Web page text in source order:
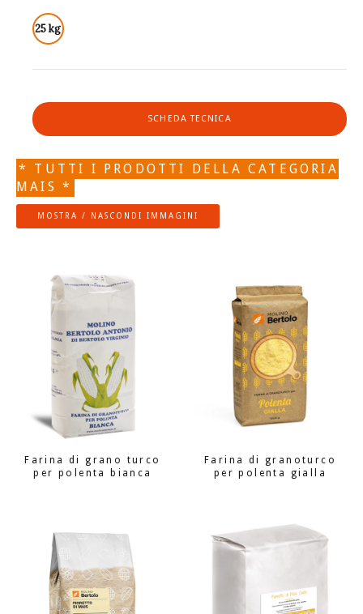
25 kg
SCHEDA TECNICA
* TUTTI I PRODOTTI DELLA CATEGORIA
MAIS *
MOSTRA / NASCONDI IMMAGINI
Farina di grano turco
per polenta bianca
Farina di granoturco
per polenta gialla